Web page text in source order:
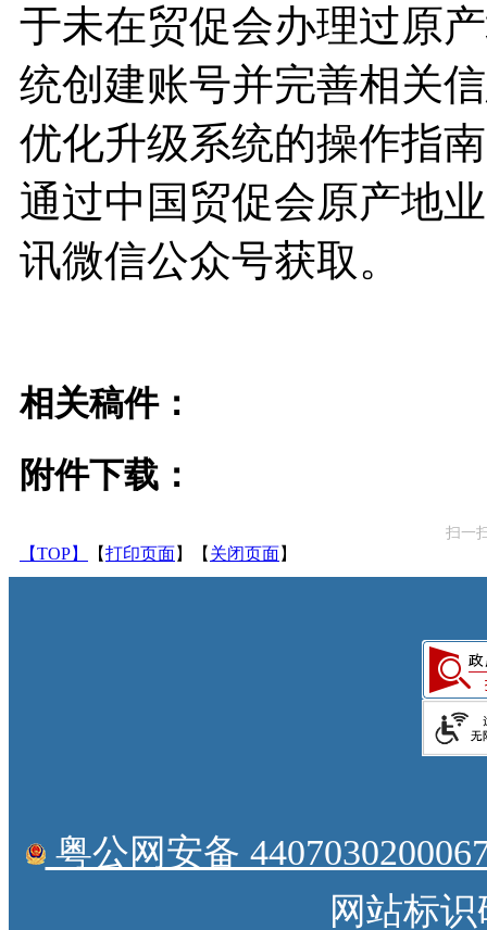
于未在贸促会办理过原
统创建账号并完善相关
优化升级系统的操作指
通过中国贸促会原产地
讯微信公众号获取。
相关稿件：
附件下载：
扫一
【TOP】 【打印页面】【 关闭页面】
粤公网安备
网站标识